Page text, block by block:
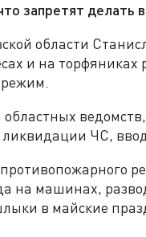
запретят делать
области
и на торфяниках
ЧС,
противопожарного
на машинах,
в майские